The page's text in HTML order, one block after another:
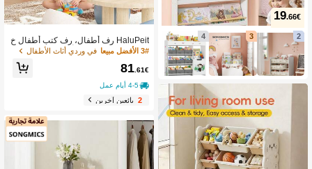
19.66€
2
3
4
HaluPeit رف أطفال، رف كتب أطفال خ
شبي، رف ألعاب مع 8 أدراج قماشية لغرف
ة، لون وردي، المقاس 30 * 140 * 104
3# الأفضل مبيعا في وردي أثاث الأطفال
81.61€
4-5 أيام عمل
2بائعين آخرين